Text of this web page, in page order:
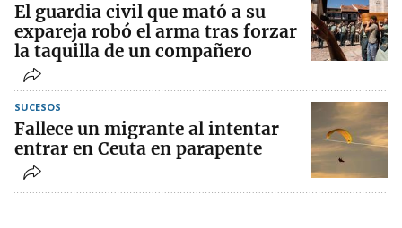
El guardia civil que mató a su
expareja robó el arma tras forzar
la taquilla de un compañero
SUCESOS
Fallece un migrante al intentar
entrar en Ceuta en parapente